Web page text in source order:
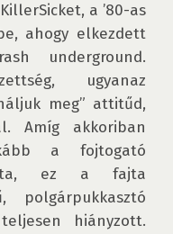
a ’80-as
ahogy elkezdett
underground.
ugyanaz
meg” attitűd,
Amíg akkoriban
a fojtogató
ez a fajta
polgárpukkasztó
hiányzott.